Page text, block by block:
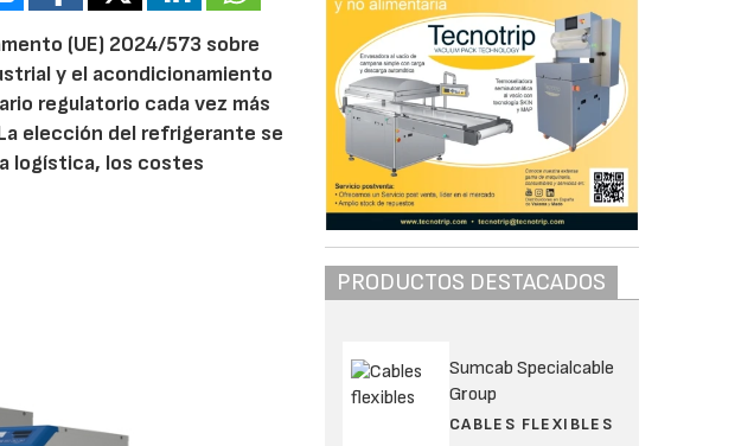
(UE) 2024/573 sobre
y el acondicionamiento
regulatorio cada vez más
elección del refrigerante se
logística, los costes
PRODUCTOS DESTACADOS
Sumcab Specialcable
Group
CABLES FLEXIBLES